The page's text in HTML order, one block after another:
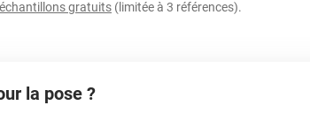
gratuits (limitée à 3 références).
la pose ?